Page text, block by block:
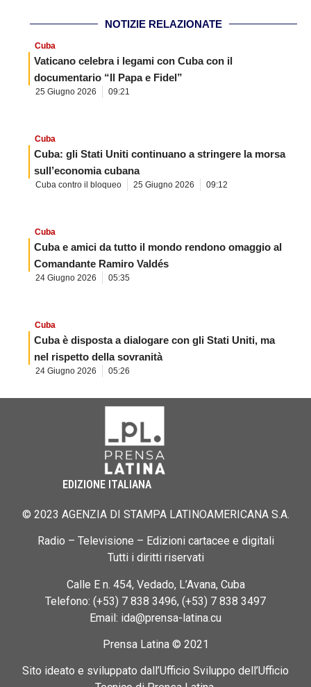
NOTIZIE RELAZIONATE
Cuba
Vaticano celebra i legami con Cuba con il
documentario “Il Papa e Fidel”
25 Giugno 2026 09:21
Cuba
Cuba: gli Stati Uniti continuano a stringere la morsa
sull’economia cubana
Cuba contro il bloqueo 25 Giugno 2026 09:12
Cuba
Cuba e amici da tutto il mondo rendono omaggio al
Comandante Ramiro Valdés
24 Giugno 2026 05:35
Cuba
Cuba è disposta a dialogare con gli Stati Uniti, ma
nel rispetto della sovranità
24 Giugno 2026 05:26
EDIZIONE ITALIANA
© 2023 AGENZIA DI STAMPA LATINOAMERICANA S.A.
Radio – Televisione – Edizioni cartacee e digitali
Tutti i diritti riservati
Calle E n. 454, Vedado, L’Avana, Cuba
Telefono: (+53) 7 838 3496, (+53) 7 838 3497
Email: ida@prensa-latina.cu
Prensa Latina © 2021
Sito ideato e sviluppato dall’Ufficio Sviluppo dell’Ufficio